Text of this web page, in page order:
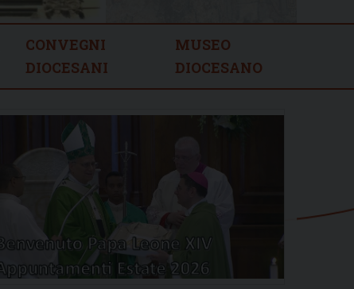
CONVEGNI
DIOCESANI
MUSEO
DIOCESANO